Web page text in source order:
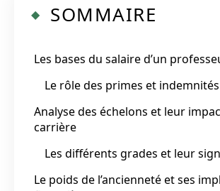
SOMMAIRE
Les bases du salaire d’un
Le rôle des primes et indemnités
Analyse des échelons et leur
carrière
Les différents grades et leur
Le poids de l’ancienneté et ses